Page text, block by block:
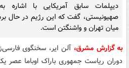
دیپلمات سابق آمریکایی با اشاره به
صهیونیستی، گفت که این رژیم در حال
میان تهران و واشنگتن است.
به گزارش مشرق،آلن ایر، سخنگوی
دوران ریاست جمهوری باراک اوباما عصر